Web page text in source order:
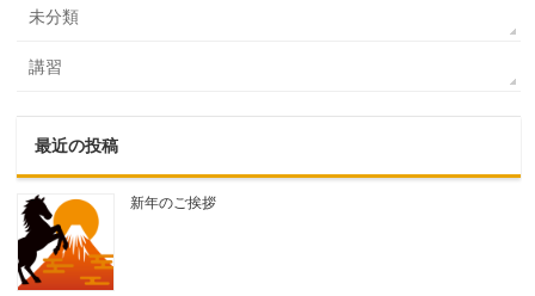
未分類
講習
最近の投稿
新年のご挨拶